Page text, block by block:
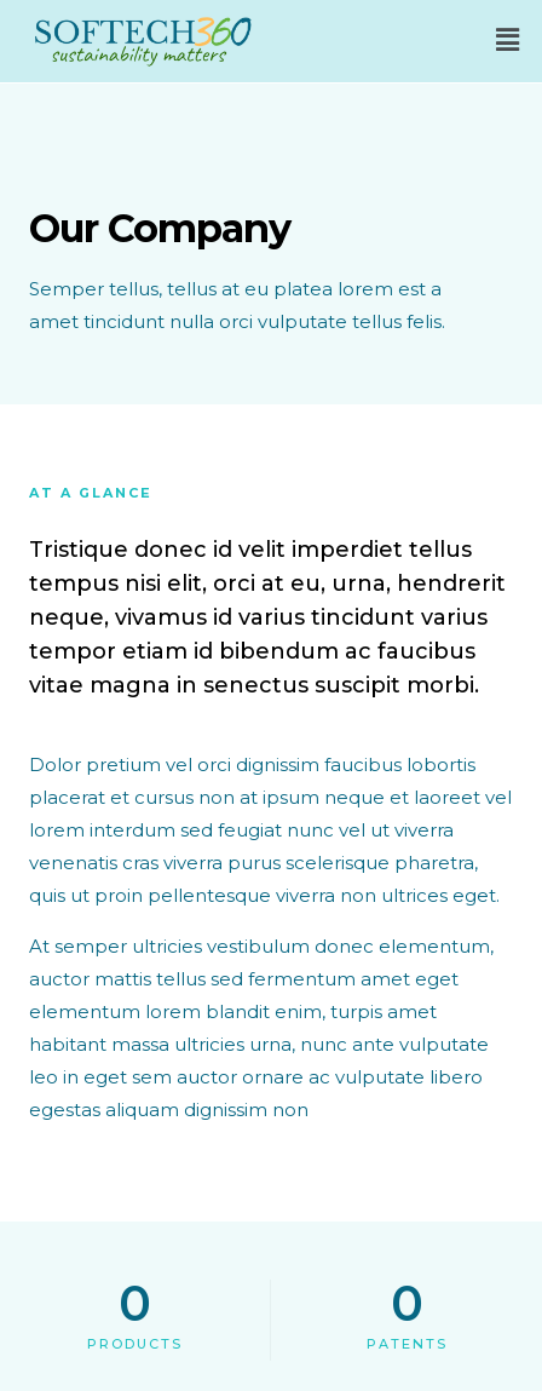
content
Our Company
Semper tellus, tellus at eu platea lorem est a
amet tincidunt nulla orci vulputate tellus felis.
AT A GLANCE
Tristique donec id velit imperdiet tellus
tempus nisi elit, orci at eu, urna, hendrerit
neque, vivamus id varius tincidunt varius
tempor etiam id bibendum ac faucibus
vitae magna in senectus suscipit morbi.
Dolor pretium vel orci dignissim faucibus lobortis
placerat et cursus non at ipsum neque et laoreet vel
lorem interdum sed feugiat nunc vel ut viverra
venenatis cras viverra purus scelerisque pharetra,
quis ut proin pellentesque viverra non ultrices eget.
At semper ultricies vestibulum donec elementum,
auctor mattis tellus sed fermentum amet eget
elementum lorem blandit enim, turpis amet
habitant massa ultricies urna, nunc ante vulputate
leo in eget sem auctor ornare ac vulputate libero
egestas aliquam dignissim non
PRODUCTS
0
PATENTS
0